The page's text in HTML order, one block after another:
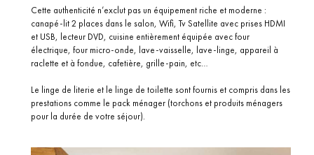
Cette authenticité n’exclut pas un équipement riche et moderne :
canapé-lit 2 places dans le salon, Wifi, Tv Satellite avec prises HDMI
et USB, lecteur DVD, cuisine entièrement équipée avec four
électrique, four micro-onde, lave-vaisselle, lave-linge, appareil à
raclette et à fondue, cafetière, grille-pain, etc…
Le linge de literie et le linge de toilette sont fournis et compris dans les
prestations comme le pack ménager (torchons et produits ménagers
pour la durée de votre séjour).